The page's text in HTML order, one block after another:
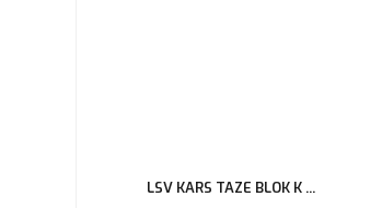
LSV KARS TAZE BLOK K ...